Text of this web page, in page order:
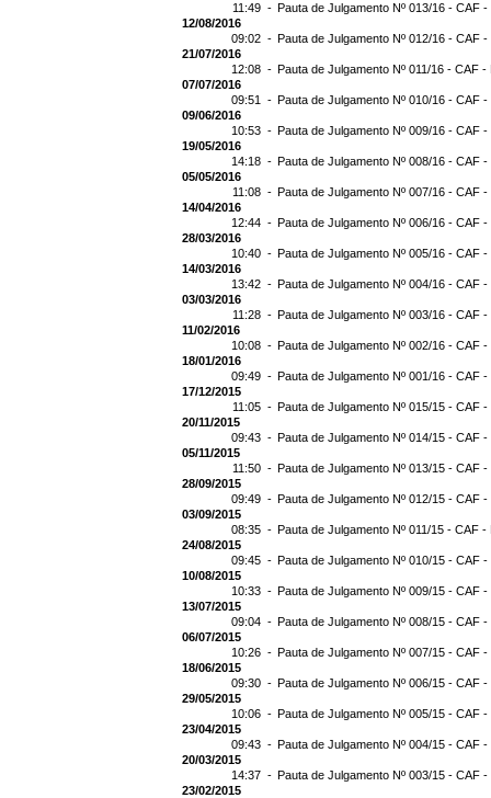
11:49 - Pauta de Julgamento Nº 013/16 - CAF
12/08/2016
09:02 - Pauta de Julgamento Nº 012/16 - CAF
21/07/2016
12:08 - Pauta de Julgamento Nº 011/16 - CAF -
07/07/2016
09:51 - Pauta de Julgamento Nº 010/16 - CAF
09/06/2016
10:53 - Pauta de Julgamento Nº 009/16 - CAF
19/05/2016
14:18 - Pauta de Julgamento Nº 008/16 - CAF
05/05/2016
11:08 - Pauta de Julgamento Nº 007/16 - CAF -
14/04/2016
12:44 - Pauta de Julgamento Nº 006/16 - CAF
28/03/2016
10:40 - Pauta de Julgamento Nº 005/16 - CAF
14/03/2016
13:42 - Pauta de Julgamento Nº 004/16 - CAF
03/03/2016
11:28 - Pauta de Julgamento Nº 003/16 - CAF
11/02/2016
10:08 - Pauta de Julgamento Nº 002/16 - CAF
18/01/2016
09:49 - Pauta de Julgamento Nº 001/16 - CAF
17/12/2015
11:05 - Pauta de Julgamento Nº 015/15 - CAF
20/11/2015
09:43 - Pauta de Julgamento Nº 014/15 - CAF -
05/11/2015
11:50 - Pauta de Julgamento Nº 013/15 - CAF -
28/09/2015
09:49 - Pauta de Julgamento Nº 012/15 - CAF
03/09/2015
08:35 - Pauta de Julgamento Nº 011/15 - CAF -
24/08/2015
09:45 - Pauta de Julgamento Nº 010/15 - CAF
10/08/2015
10:33 - Pauta de Julgamento Nº 009/15 - CAF
13/07/2015
09:04 - Pauta de Julgamento Nº 008/15 - CAF
06/07/2015
10:26 - Pauta de Julgamento Nº 007/15 - CAF
18/06/2015
09:30 - Pauta de Julgamento Nº 006/15 - CAF
29/05/2015
10:06 - Pauta de Julgamento Nº 005/15 - CAF
23/04/2015
09:43 - Pauta de Julgamento Nº 004/15 - CAF
20/03/2015
14:37 - Pauta de Julgamento Nº 003/15 - CAF
23/02/2015